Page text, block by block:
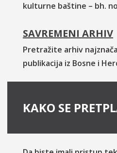
kulturne baštine – bh.
SAVREMENI ARHIV
Pretražite arhiv
publikacija iz Bosne i
KAKO SE